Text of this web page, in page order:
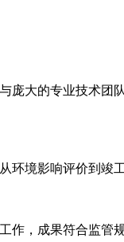
大的专业技术团
境影响评价到竣工
，成果符合监管规